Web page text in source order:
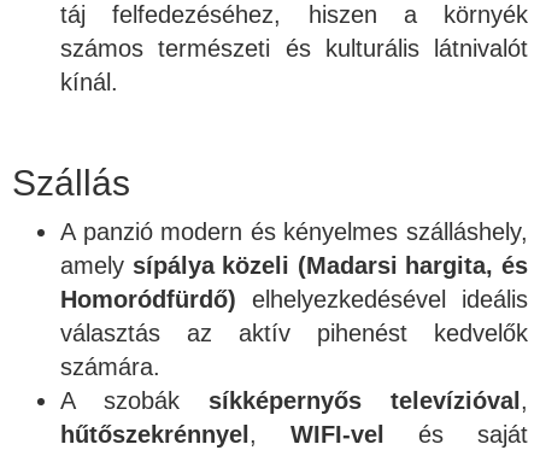
táj felfedezéséhez, hiszen a környék
számos természeti és kulturális látnivalót
kínál.
Szállás
A panzió modern és kényelmes szálláshely,
amely sípálya közeli (Madarsi hargita, és
Homoródfürdő) elhelyezkedésével ideális
választás az aktív pihenést kedvelők
számára.
A szobák síkképernyős televízióval ,
hűtőszekrénnyel , WIFI-vel
és saját